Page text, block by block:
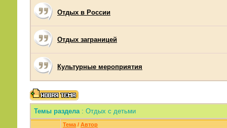
Отдых в России
Отдых заграницей
Культурные мероприятия
Темы раздела: Отдых с детьми
Тема/ Автор